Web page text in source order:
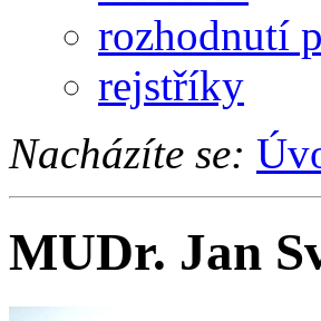
rozhodnutí
rejstříky
Nacházíte se:
MUDr. Jan